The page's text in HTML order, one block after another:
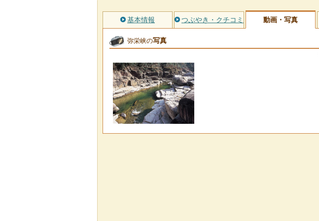
基本情報 つぶやき・クチコミ 動画・写真
弥栄峡の写真